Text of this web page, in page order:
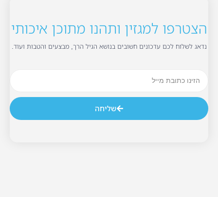
הצטרפו למגזין ותהנו מתוכן איכותי
נדאג לשלוח לכם עדכונים חשובים בנושא הגיל הרך, מבצעים והטבות ועוד.
שליחה